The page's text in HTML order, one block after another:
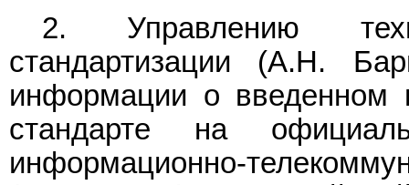
2. Управлению
стандартизации (А.Н.
информации о введенном
стандарте на
информационно-